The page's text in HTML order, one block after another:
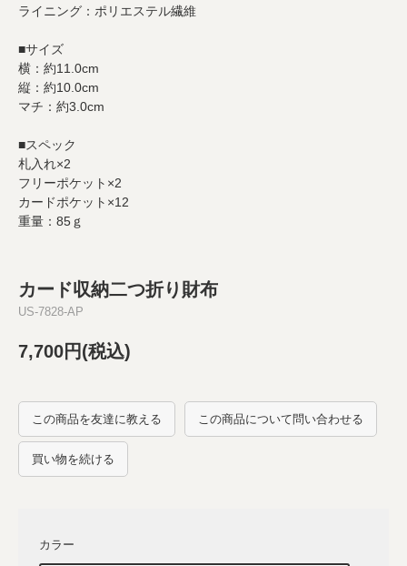
ライニング：ポリエステル繊維
■サイズ
横：約11.0cm
縦：約10.0cm
マチ：約3.0cm
■スペック
札入れ×2
フリーポケット×2
カードポケット×12
重量：85ｇ
カード収納二つ折り財布
US-7828-AP
7,700円(税込)
この商品を友達に教える この商品について問い合わせる
買い物を続ける
カラー